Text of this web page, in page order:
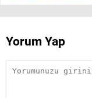
Yorum Yap